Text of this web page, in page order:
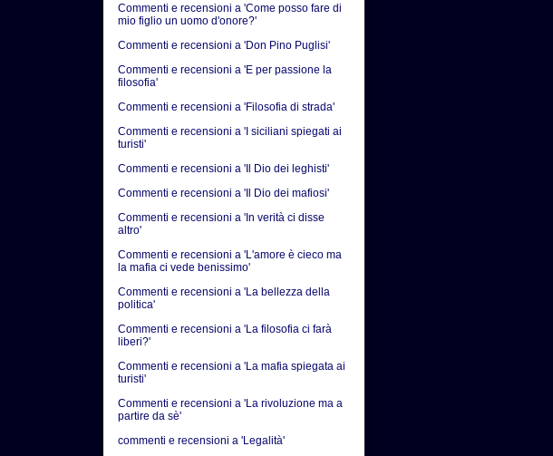
Commenti e recensioni a 'Come posso fare di
mio figlio un uomo d'onore?'
Commenti e recensioni a 'Don Pino Puglisi'
Commenti e recensioni a 'E per passione la
filosofia'
Commenti e recensioni a 'Filosofia di strada'
Commenti e recensioni a 'I siciliani spiegati ai
turisti'
Commenti e recensioni a 'Il Dio dei leghisti'
Commenti e recensioni a 'Il Dio dei mafiosi'
Commenti e recensioni a 'In verità ci disse
altro'
Commenti e recensioni a 'L'amore è cieco ma
la mafia ci vede benissimo'
Commenti e recensioni a 'La bellezza della
politica'
Commenti e recensioni a 'La filosofia ci farà
liberi?'
Commenti e recensioni a 'La mafia spiegata ai
turisti'
Commenti e recensioni a 'La rivoluzione ma a
partire da sè'
commenti e recensioni a 'Legalità'